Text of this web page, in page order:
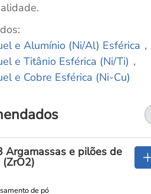
e Alumínio (Ni/Al) Esférica ，
e Titânio Esférica (Ni/Ti) ，
e Cobre Esférica (Ni-Cu)
Argamassas e pilões de
(ZrO2)
de pó